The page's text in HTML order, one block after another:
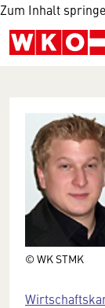
Zum Inhalt
© WK STMK